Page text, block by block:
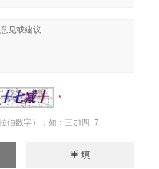
伯数字），如：三加四=7